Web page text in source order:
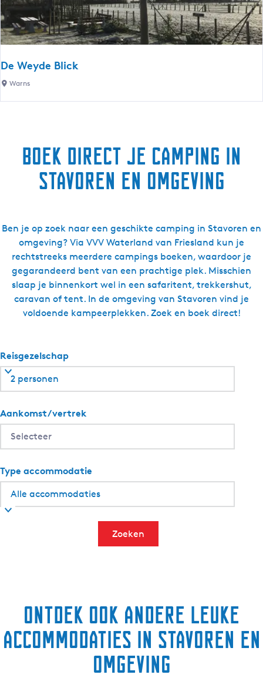
r
P
l
c
e
n
j
o
y
De Weyde Blick
D
c
Warns
Boek direct je camping in
Stavoren en omgeving
Ben je op zoek naar een geschikte camping in Stavoren en
omgeving? Via VVV Waterland van Friesland kun je
rechtstreeks meerdere campings boeken, waardoor je
gegarandeerd bent van een prachtige plek. Misschien
slaap je binnenkort wel in een safaritent, trekkershut,
caravan of tent. In de omgeving van Stavoren vind je
voldoende kampeerplekken. Zoek en boek direct!
Reisgezelschap
2 personen
Aankomst/vertrek
Type accommodatie
Zoeken
Ontdek ook andere leuke
accommodaties in Stavoren en
omgeving